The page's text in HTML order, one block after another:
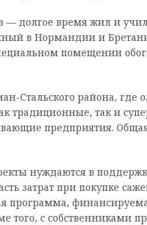
долгое время жил и
в Нормандии и
помещении
Стальского района, где
традиционные, так и
предприятия. Общая
нуждаются в
затрат при покупке
программа,
с собственниками